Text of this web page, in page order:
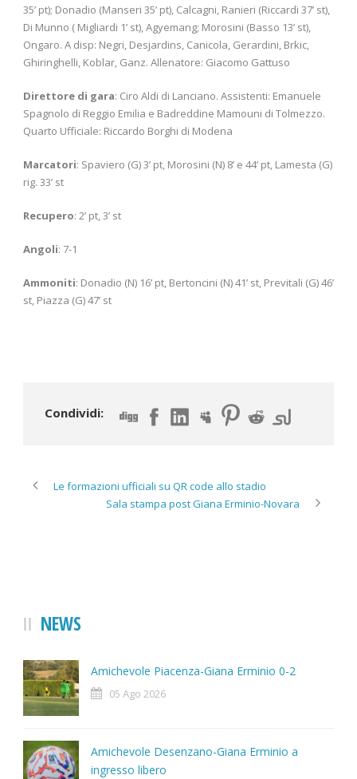
35’ pt); Donadio (Manseri 35’ pt), Calcagni, Ranieri (Riccardi 37’ st),
Di Munno ( Migliardi 1’ st), Agyemang; Morosini (Basso 13’ st),
Ongaro. A disp: Negri, Desjardins, Canicola, Gerardini, Brkic,
Ghiringhelli, Koblar, Ganz. Allenatore: Giacomo Gattuso
Direttore di gara: Ciro Aldi di Lanciano. Assistenti: Emanuele
Spagnolo di Reggio Emilia e Badreddine Mamouni di Tolmezzo.
Quarto Ufficiale: Riccardo Borghi di Modena
Marcatori: Spaviero (G) 3’ pt, Morosini (N) 8’ e 44’ pt, Lamesta (G)
rig. 33’ st
Recupero: 2’ pt, 3’ st
Angoli: 7-1
Ammoniti: Donadio (N) 16’ pt, Bertoncini (N) 41’ st, Previtali (G) 46’
st, Piazza (G) 47’ st
Condividi:
Le formazioni ufficiali su QR code allo stadio
Sala stampa post Giana Erminio-Novara
NEWS
Amichevole Piacenza-Giana Erminio 0-2
05 Ago 2026
Amichevole Desenzano-Giana Erminio a
ingresso libero